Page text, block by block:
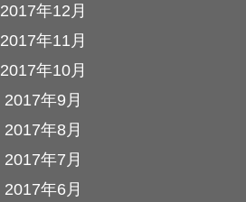
2017年12月
2017年11月
2017年10月
2017年9月
2017年8月
2017年7月
2017年6月